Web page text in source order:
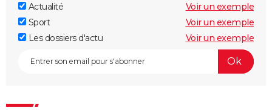
Actualité
Voir un exemple
Sport
Voir un exemple
Les dossiers d'actu
Voir un exemple